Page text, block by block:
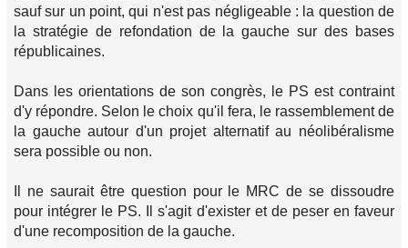
sauf sur un point, qui n'est pas négligeable : la question de
la stratégie de refondation de la gauche sur des bases
républicaines.
Dans les orientations de son congrès, le PS est contraint
d'y répondre. Selon le choix qu'il fera, le rassemblement de
la gauche autour d'un projet alternatif au néolibéralisme
sera possible ou non.
Il ne saurait être question pour le MRC de se dissoudre
pour intégrer le PS. Il s'agit d'exister et de peser en faveur
d'une recomposition de la gauche.